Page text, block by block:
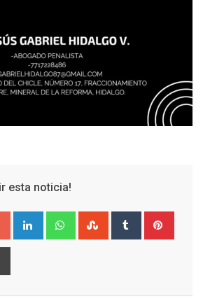
esta noticia!
Google+ LinkedIn WhatsappStumbleUpon
Tumblr